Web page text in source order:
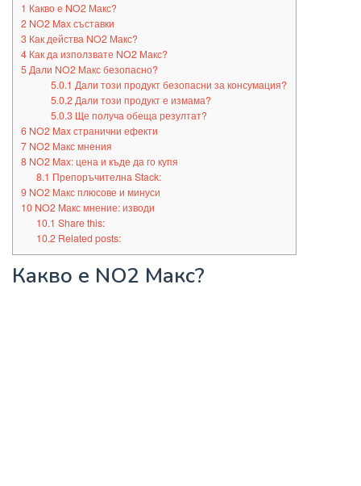
1 Какво е NO2 Макс?
2 NO2 Max съставки
3 Как действа NO2 Макс?
4 Как да използвате NO2 Макс?
5Дали NO2 Макс безопасно?
5.0.1 Дали този продукт безопасни за консумация?
5.0.2Дали този продукт е измама?
5.0.3 Ще получа обеща резултат?
6 NO2 Max странични ефекти
7 NO2 Макс мнения
8 NO2 Max: цена и къде да го купя
8.1 Препоръчителна Stack:
9 NO2 Макс плюсове и минуси
10 NO2 Макс мнение: изводи
10.1 Share this:
10.2Related posts:
Какво е NO2 Макс?